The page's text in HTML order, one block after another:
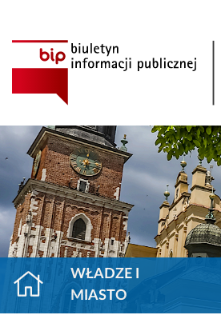
WŁADZE I
MIASTO